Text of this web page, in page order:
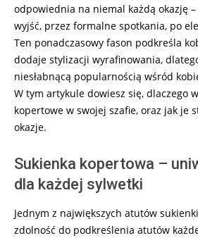
odpowiednia na niemal każdą okazję
wyjść, przez formalne spotkania, po
Ten ponadczasowy fason podkreśla
dodaje stylizacji wyrafinowania,
niesłabnącą popularnością wśród
W tym artykule dowiesz się, dlaczego
kopertowe w swojej szafie, oraz jak je
okazje.
Sukienka kopertowa –
dla każdej sylwetki
Jednym z największych atutów
zdolność do podkreślenia atutów